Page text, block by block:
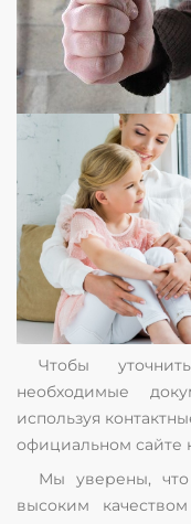
Чтобы
необходимые
используя
официальном сайте
Мы уверены,
высоким